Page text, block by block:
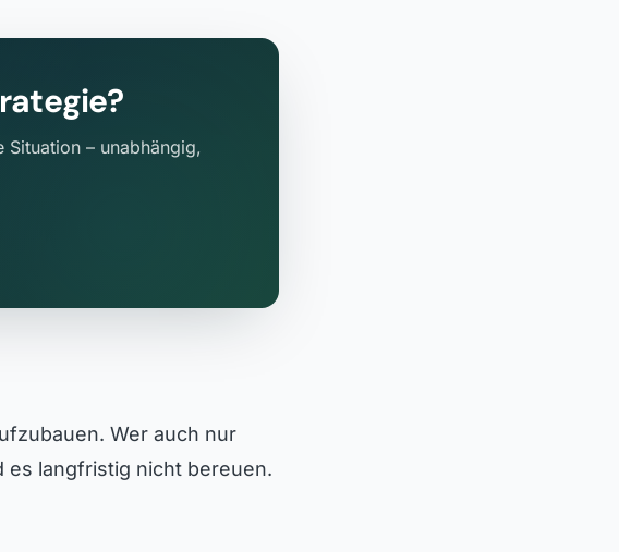
Situation – unabhängig,
Wer auch nur
es langfristig nicht bereuen.